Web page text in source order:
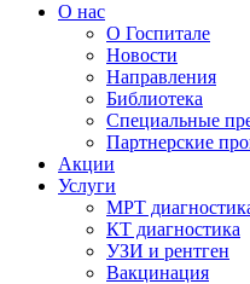
О нас
О Госпитале
Новости
Направления
Библиотека
Специальные
Партнерские
Акции
Услуги
МРТ
КТ диагностика
УЗИ и рентген
Вакцинация